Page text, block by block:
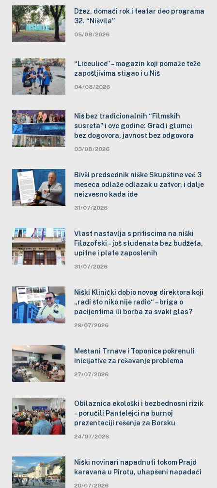
Džez, domaći rok i teatar deo programa
32. “Nišvila”
05/08/2026
“Liceulice” – magazin koji pomaže teže
zapošljivima stigao i u Niš
04/08/2026
Niš bez tradicionalnih “Filmskih
susreta” i ove godine: Grad i glumci
bez dogovora, javnost bez odgovora
03/08/2026
Bivši predsednik niške Skupštine već 3
meseca odlaže odlazak u zatvor, i dalje
neizvesno kada ide
31/07/2026
Vlast nastavlja s pritiscima na niški
Filozofski – još studenata bez budžeta,
upitne i plate zaposlenih
31/07/2026
Niški Klinički dobio novog direktora koji
„radi što niko nije radio“ – briga o
pacijentima ili borba za svaki glas?
29/07/2026
Meštani Trnave i Toponice pokrenuli
inicijative za rešavanje problema
27/07/2026
Obilaznica ekološki i bezbednosni rizik
– poručili Pantelejci na burnoj
prezentaciji rešenja za Borsku
24/07/2026
Niški novinari napadnuti tokom Prajd
karavana u Pirotu, uhapšeni napadači
20/07/2026